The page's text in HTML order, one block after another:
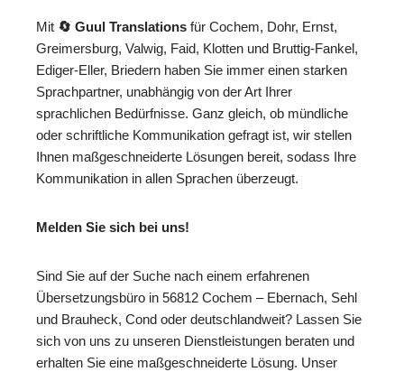
Mit 🔄 Guul Translations für Cochem, Dohr, Ernst,
Greimersburg, Valwig, Faid, Klotten und Bruttig-Fankel,
Ediger-Eller, Briedern haben Sie immer einen starken
Sprachpartner, unabhängig von der Art Ihrer
sprachlichen Bedürfnisse. Ganz gleich, ob mündliche
oder schriftliche Kommunikation gefragt ist, wir stellen
Ihnen maßgeschneiderte Lösungen bereit, sodass Ihre
Kommunikation in allen Sprachen überzeugt.
Melden Sie sich bei uns!
Sind Sie auf der Suche nach einem erfahrenen
Übersetzungsbüro in 56812 Cochem – Ebernach, Sehl
und Brauheck, Cond oder deutschlandweit? Lassen Sie
sich von uns zu unseren Dienstleistungen beraten und
erhalten Sie eine maßgeschneiderte Lösung. Unser